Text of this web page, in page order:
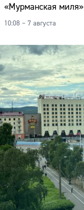
«Мурманская миля»
10:08 – 7 августа